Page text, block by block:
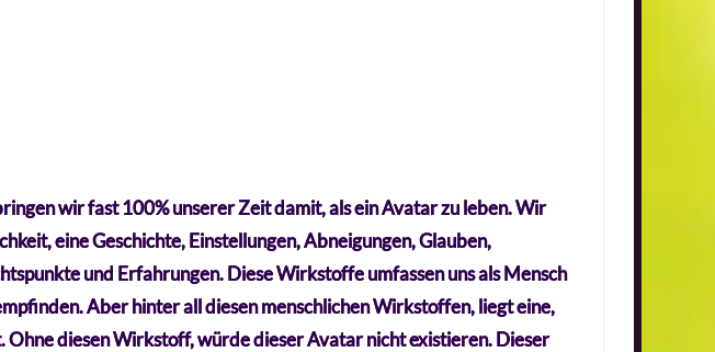
wir fast 100% unserer Zeit damit, als ein Avatar zu leben. Wir
eine Geschichte, Einstellungen, Abneigungen, Glauben,
und Erfahrungen. Diese Wirkstoffe umfassen uns als Mensch
Aber hinter all diesen menschlichen Wirkstoffen, liegt eine,
Ohne diesen Wirkstoff, würde dieser Avatar nicht existieren. Dieser